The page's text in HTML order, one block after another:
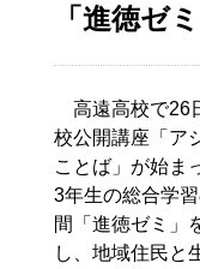
「進徳ゼ
高遠高校で26
校公開講座「ア
ことば」が始ま
3年生の総合学
間「進徳ゼミ」
し、地域住民と